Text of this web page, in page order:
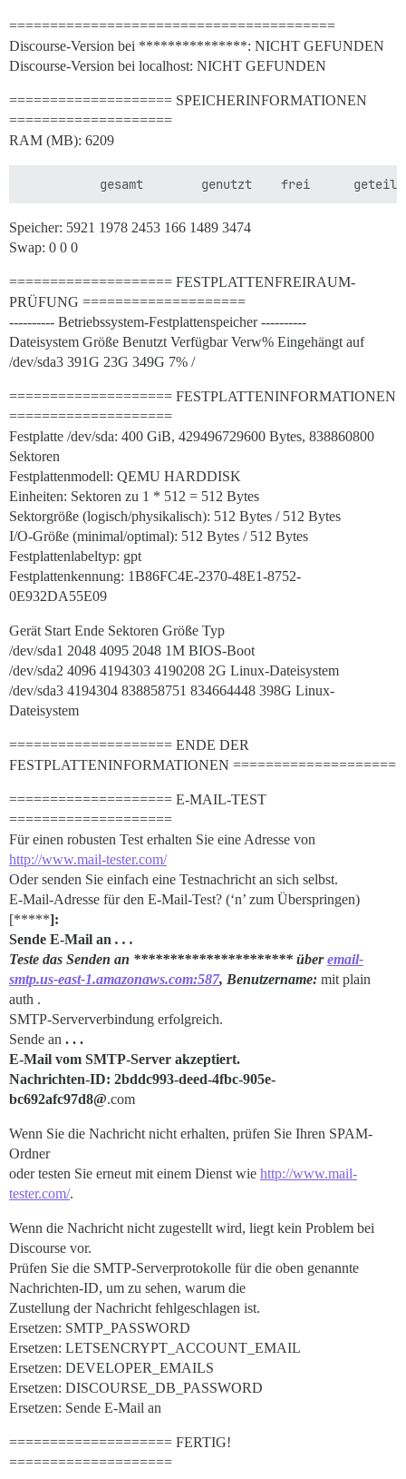
========================================
Discourse-Version bei ***************: NICHT GEFUNDEN
Discourse-Version bei localhost: NICHT GEFUNDEN
==================== SPEICHERINFORMATIONEN
====================
RAM (MB): 6209
Speicher: 5921 1978 2453 166 1489 3474
Swap: 0 0 0
==================== FESTPLATTENFREIRAUM-
PRÜFUNG ====================
---------- Betriebssystem-Festplattenspeicher ----------
Dateisystem Größe Benutzt Verfügbar Verw% Eingehängt auf
/dev/sda3 391G 23G 349G 7% /
==================== FESTPLATTENINFORMATIONEN
====================
Festplatte /dev/sda: 400 GiB, 429496729600 Bytes, 838860800
Sektoren
Festplattenmodell: QEMU HARDDISK
Einheiten: Sektoren zu 1 * 512 = 512 Bytes
Sektorgröße (logisch/physikalisch): 512 Bytes / 512 Bytes
I/O-Größe (minimal/optimal): 512 Bytes / 512 Bytes
Festplattenlabeltyp: gpt
Festplattenkennung: 1B86FC4E-2370-48E1-8752-
0E932DA55E09
Gerät Start Ende Sektoren Größe Typ
/dev/sda1 2048 4095 2048 1M BIOS-Boot
/dev/sda2 4096 4194303 4190208 2G Linux-Dateisystem
/dev/sda3 4194304 838858751 834664448 398G Linux-
Dateisystem
==================== ENDE DER
FESTPLATTENINFORMATIONEN ====================
==================== E-MAIL-TEST
====================
Für einen robusten Test erhalten Sie eine Adresse von
http://www.mail-tester.com/
Oder senden Sie einfach eine Testnachricht an sich selbst.
E-Mail-Adresse für den E-Mail-Test? (‘n’ zum Überspringen)
[*****]:
Sende E-Mail an . . .
Teste das Senden an ********************** überemail-
smtp.us-east-1.amazonaws.com:587, Benutzername: mit plain
auth .
SMTP-Serververbindung erfolgreich.
Sende an . . .
E-Mail vom SMTP-Server akzeptiert.
Nachrichten-ID: 2bddc993-deed-4fbc-905e-
bc692afc97d8@.com
Wenn Sie die Nachricht nicht erhalten, prüfen Sie Ihren SPAM-
Ordner
oder testen Sie erneut mit einem Dienst wie http://www.mail-
tester.com/.
Wenn die Nachricht nicht zugestellt wird, liegt kein Problem bei
Discourse vor.
Prüfen Sie die SMTP-Serverprotokolle für die oben genannte
Nachrichten-ID, um zu sehen, warum die
Zustellung der Nachricht fehlgeschlagen ist.
Ersetzen: SMTP_PASSWORD
Ersetzen: LETSENCRYPT_ACCOUNT_EMAIL
Ersetzen: DEVELOPER_EMAILS
Ersetzen: DISCOURSE_DB_PASSWORD
Ersetzen: Sende E-Mail an
==================== FERTIG!
====================